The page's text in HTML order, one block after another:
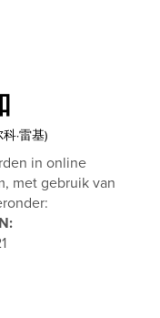
·雷基)
in online
met gebruik van